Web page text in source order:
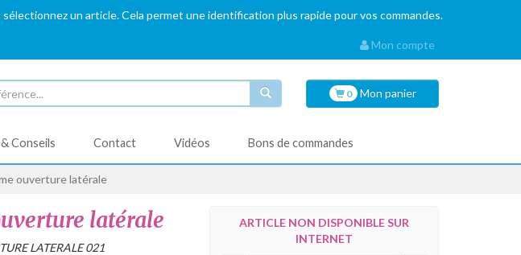
un article. Cela permet une identification plus rapide pour vos commandes.
Mon compte
0 Mon panier
Conseils Contact Vidéos Bons de commandes
ouverture latérale
latérale
LATERALE 021
ARTICLE NON DISPONIBLE SUR
INTERNET